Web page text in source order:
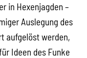
in Hexenjagden –
Auslegung des
aufgelöst werden,
Ideen des Funke